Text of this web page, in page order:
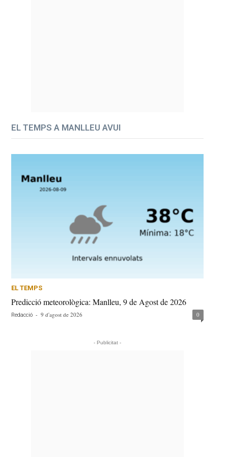
EL TEMPS A MANLLEU AVUI
EL TEMPS
Predicció meteorològica: Manlleu, 9 de Agost de 2026
Redacció - 9 d'agost de 2026 0
- Publicitat -